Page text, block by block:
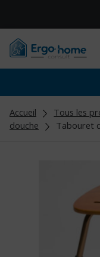
Accueil Tous les
douche
Tabouret